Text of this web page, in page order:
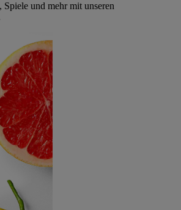
und mehr mit unseren